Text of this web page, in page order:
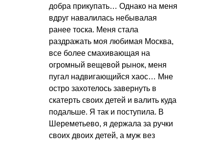
добра прикупать… Однако на меня
вдруг навалилась небывалая
ранее тоска. Меня стала
раздражать моя любимая Москва,
все более смахивающая на
огромный вещевой рынок, меня
пугал надвигающийся хаос… Мне
остро захотелось завернуть в
скатерть своих детей и валить куда
подальше. Я так и поступила. В
Шереметьево, я держала за ручки
своих двоих детей, а муж вез